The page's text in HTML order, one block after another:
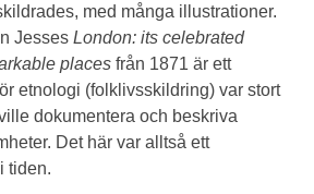
med många illustrationer.
JessesLondon: its celebrated
places från 1871 är ett
etnologi (folklivsskildring) var stort
dokumentera och beskriva
Det här var alltså ett
tiden.